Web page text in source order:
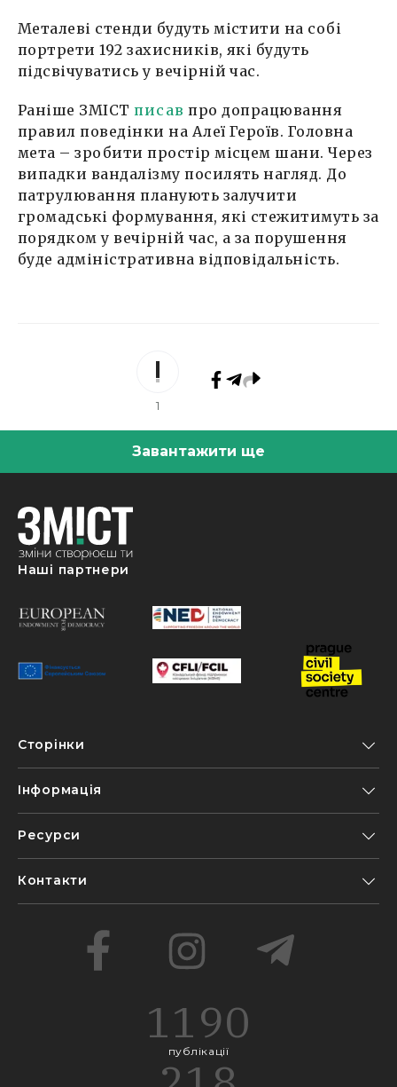
Металеві стенди будуть містити на собі
портрети 192 захисників, які будуть
підсвічуватись у вечірній час.
Раніше ЗМІСТписав про допрацювання
правил поведінки на Алеї Героїв. Головна
мета – зробити простір місцем шани. Через
випадки вандалізму посилять нагляд. До
патрулювання планують залучити
громадські формування, які стежитимуть за
порядком у вечірній час, а за порушення
буде адміністративна відповідальність.
1
Завантажити ще
Наші партнери
Сторінки
Інформація
Ресурси
Контакти
1190
публікації